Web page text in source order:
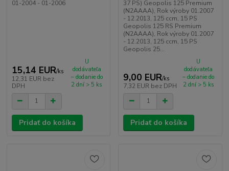
01-2004 - 01-2006
15,14 EUR/ks
12,31 EUR bez
DPH
U
dodávateľa
– dodanie do
2 dní > 5 ks
Pridať do košíka
37 PS) Geopolis 125 Premium
(N2AAAA), Rok výroby 01.2007
- 12.2013, 125 ccm, 15 PS
Geopolis 125 RS Premium
(N2AAAA), Rok výroby 01.2007
- 12.2013, 125 ccm, 15 PS
Geopolis 25...
9,00 EUR/ks
7,32 EUR bez DPH
U
dodávateľa
– dodanie do
2 dní > 5 ks
Pridať do košíka